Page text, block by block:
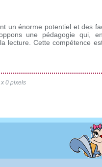
un énorme potentiel et des
une pédagogie qui,
lecture. Cette compétence
0 pixels